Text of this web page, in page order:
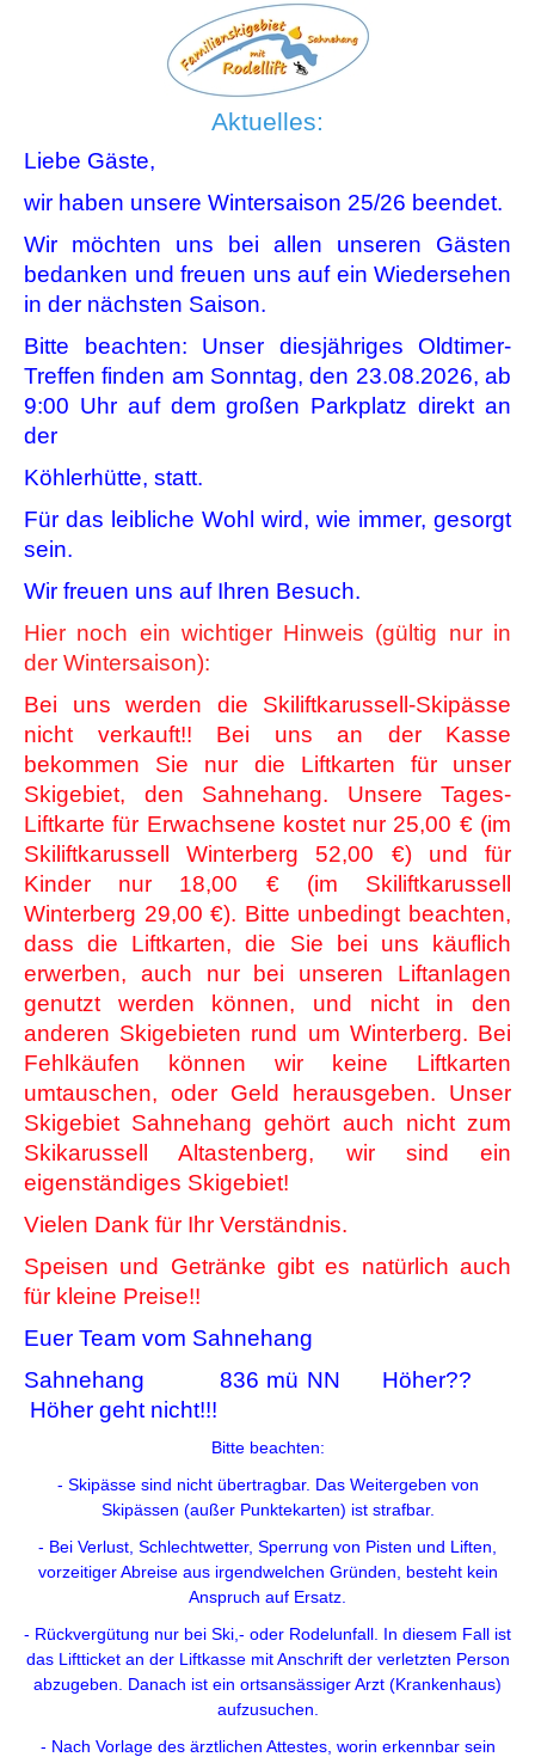
Aktuelles:
Liebe Gäste,
wir haben unsere Wintersaison 25/26 beendet.
Wir möchten uns bei allen unseren Gästen
bedanken und freuen uns auf ein Wiedersehen
in der nächsten Saison.
Bitte beachten: Unser diesjähriges Oldtimer-
Treffen finden am Sonntag, den 23.08.2026, ab
9:00 Uhr auf dem großen Parkplatz direkt an
der
Köhlerhütte, statt.
Für das leibliche Wohl wird, wie immer, gesorgt
sein.
Wir freuen uns auf Ihren Besuch.
Hier noch ein wichtiger Hinweis (gültig nur in
der Wintersaison):
Bei uns werden die Skiliftkarussell-Skipässe
nicht verkauft!! Bei uns an der Kasse
bekommen Sie nur die Liftkarten für unser
Skigebiet, den Sahnehang. Unsere Tages-
Liftkarte für Erwachsene kostet nur 25,00 € (im
Skiliftkarussell Winterberg 52,00 €) und für
Kinder nur 18,00 € (im Skiliftkarussell
Winterberg 29,00 €). Bitte unbedingt beachten,
dass die Liftkarten, die Sie bei uns käuflich
erwerben, auch nur bei unseren Liftanlagen
genutzt werden können, und nicht in den
anderen Skigebieten rund um Winterberg. Bei
Fehlkäufen können wir keine Liftkarten
umtauschen, oder Geld herausgeben. Unser
Skigebiet Sahnehang gehört auch nicht zum
Skikarussell Altastenberg, wir sind ein
eigenständiges Skigebiet!
Vielen Dank für Ihr Verständnis.
Speisen und Getränke gibt es natürlich auch
für kleine Preise!!
Euer Team vom Sahnehang
Sahnehang 836 mü NN Höher??
Höher geht nicht!!!
Bitte beachten:
- Skipässe sind nicht übertragbar. Das Weitergeben von
Skipässen (außer Punktekarten) ist strafbar.
- Bei Verlust, Schlechtwetter, Sperrung von Pisten und Liften,
vorzeitiger Abreise aus irgendwelchen Gründen, besteht kein
Anspruch auf Ersatz.
- Rückvergütung nur bei Ski,- oder Rodelunfall. In diesem Fall ist
das Liftticket an der Liftkasse mit Anschrift der verletzten Person
abzugeben. Danach ist ein ortsansässiger Arzt (Krankenhaus)
aufzusuchen.
- Nach Vorlage des ärztlichen Attestes, worin erkennbar sein